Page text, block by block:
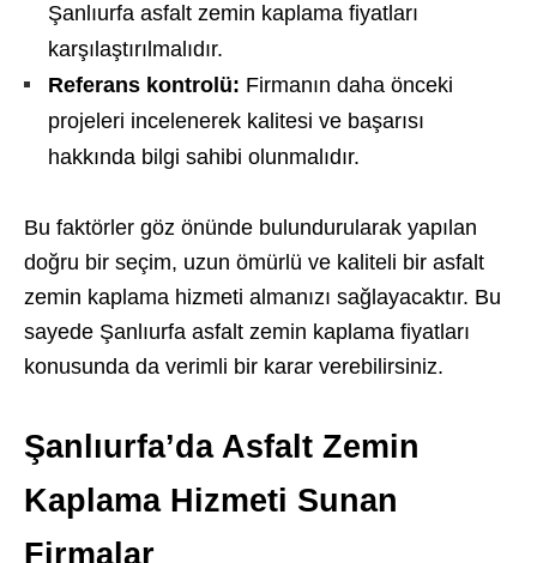
Şanlıurfa asfalt zemin kaplama fiyatları
karşılaştırılmalıdır.
Referans kontrolü: Firmanın daha önceki
projeleri incelenerek kalitesi ve başarısı
hakkında bilgi sahibi olunmalıdır.
Bu faktörler göz önünde bulundurularak yapılan
doğru bir seçim, uzun ömürlü ve kaliteli bir asfalt
zemin kaplama hizmeti almanızı sağlayacaktır. Bu
sayede Şanlıurfa asfalt zemin kaplama fiyatları
konusunda da verimli bir karar verebilirsiniz.
Şanlıurfa’da Asfalt Zemin
Kaplama Hizmeti Sunan
Firmalar